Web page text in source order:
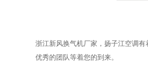
浙江新风换气机厂家， 扬子江空调有
优秀的团队等着您的到来。